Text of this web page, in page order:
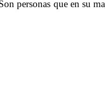
personas que en su